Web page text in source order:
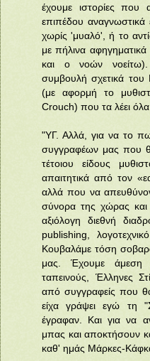
έχουμε ιστορίες
επιπέδου αναγνωστικά
χωρίς 'μυαλό', ή το
με πήλινα
και ο νοών
συμβουλή σχετικά
(με αφορμή το
Crouch) που τα λέει όλα.
"ΥΓ. Αλλά, για να το πω
συγγραφέων μας που
τέτοιου είδους
απαιτητικά από τον
αλλά που να
σύνορα της χώρας
αξιόλογη διεθνή
publishing,
Κουβαλάμε τόση
μας. Έχουμε άμεση
ταπεινούς, Έλληνες
από συγγραφείς που
είχα γράψει εγώ τη
έγραφαν. Και για να
μπας και αποκτήσουν
καθ' ημάς Μάρκες-